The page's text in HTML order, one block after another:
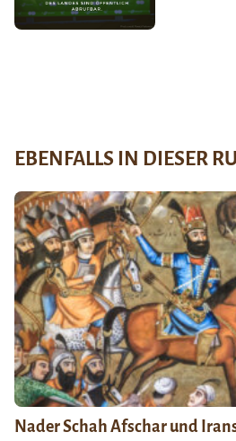
EBENFALLS IN DIESER
Nader Schah Afschar und